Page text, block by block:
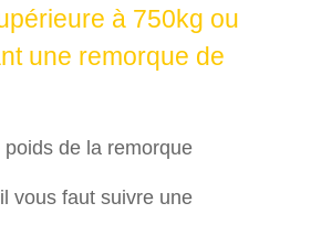
à 750kg ou
une remorque de
de la remorque
vous faut suivre une